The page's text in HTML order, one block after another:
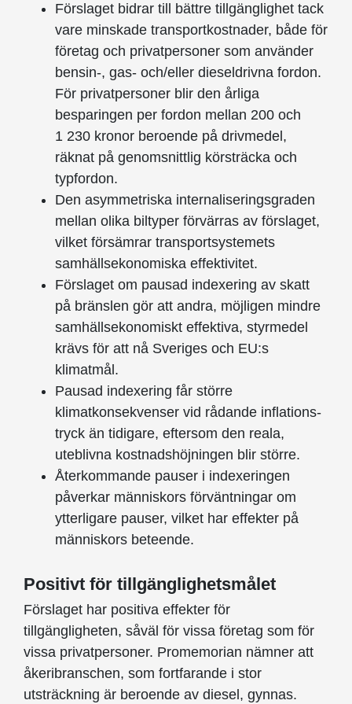
Förslaget bidrar till bättre tillgänglighet tack
vare minskade transportkostnader, både för
företag och privatpersoner som använder
bensin-, gas- och/eller dieseldrivna fordon.
För privatpersoner blir den årliga
besparingen per fordon mellan 200 och
1 230 kronor beroende på drivmedel,
räknat på genomsnittlig körsträcka och
typfordon.
Den asymmetriska internaliseringsgraden
mellan olika biltyper förvärras av förslaget,
vilket försämrar transportsystemets
samhällsekonomiska effektivitet.
Förslaget om pausad indexering av skatt
på bränslen gör att andra, möjligen mindre
samhällsekonomiskt effektiva, styrmedel
krävs för att nå Sveriges och EU:s
klimatmål.
Pausad indexering får större
klimatkonsekvenser vid rådande inflations­
tryck än tidigare, eftersom den reala,
uteblivna kostnadshöjningen blir större.
Återkommande pauser i indexeringen
påverkar människors förväntningar om
ytterligare pauser, vilket har effekter på
människors beteende.
Positivt för tillgänglighetsmålet
Förslaget har positiva effekter för
tillgängligheten, såväl för vissa företag som för
vissa privat­personer. Promemorian nämner att
åkeribranschen, som fortfarande i stor
utsträckning är beroende av diesel, gynnas.